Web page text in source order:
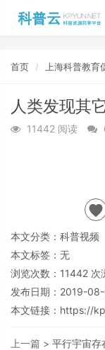
首页 上海科普教育
人类发现其
11442 阅读
本文分类： 科普视频
本文标签：无
浏览次数： 11442 次
发布日期：2019-
本文链接： https://
上一篇 > 平行宇宙存